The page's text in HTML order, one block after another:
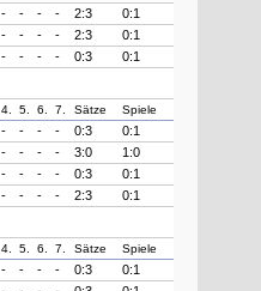
- - - - 2:3
0:1
- - - - 2:3
0:1
- - - - 0:3 0:1
4. 5. 6. 7. Sätze Spiele
- - - - 0:3
0:1
- - - - 3:0
1:0
- - - - 0:3
0:1
- - - - 2:3 0:1
4. 5. 6. 7. Sätze Spiele
- - - - 0:3
0:1